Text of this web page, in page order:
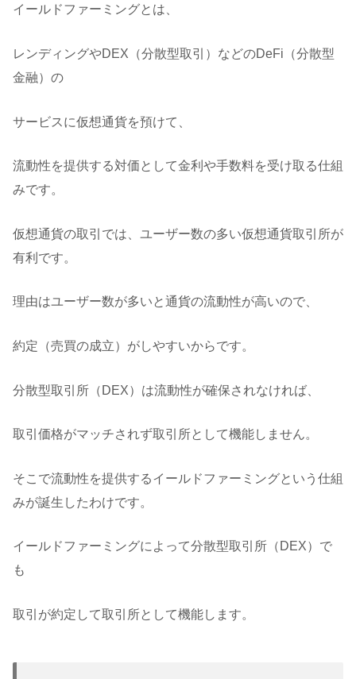
イールドファーミングとは、
レンディングやDEX（分散型取引）などのDeFi（分散型
金融）の
サービスに仮想通貨を預けて、
流動性を提供する対価として金利や手数料を受け取る仕組
みです。
仮想通貨の取引では、ユーザー数の多い仮想通貨取引所が
有利です。
理由はユーザー数が多いと通貨の流動性が高いので、
約定（売買の成立）がしやすいからです。
分散型取引所（DEX）は流動性が確保されなければ、
取引価格がマッチされず取引所として機能しません。
そこで流動性を提供するイールドファーミングという仕組
みが誕生したわけです。
イールドファーミングによって分散型取引所（DEX）で
も
取引が約定して取引所として機能します。